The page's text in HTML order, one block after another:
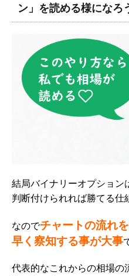
ン」を読める様になろ
結局バイナリーオプション
判断付けられれば勝てる仕
なのでチャートの流れ
早く察知する事が大事
代表的なこれからの相場の